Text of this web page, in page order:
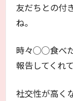
友だちとの付
ね。
時々◯◯食べ
報告してくれ
社交性が高く